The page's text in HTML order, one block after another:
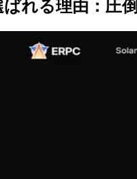
ばれる理由：圧